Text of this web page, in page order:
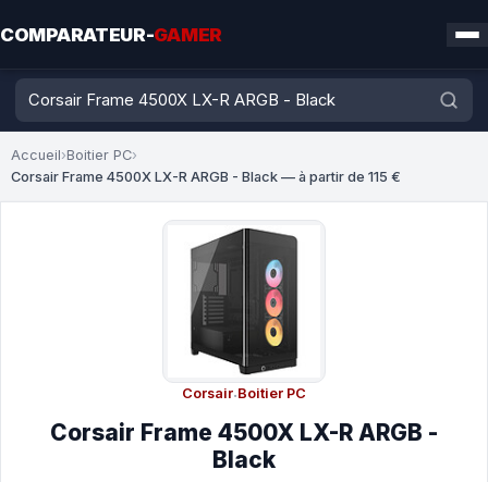
COMPARATEUR-GAMER
Accueil›Boitier PC›
Corsair Frame 4500X LX-R ARGB - Black — à partir de 115 €
Corsair·Boitier PC
Corsair Frame 4500X LX-R ARGB -
Black